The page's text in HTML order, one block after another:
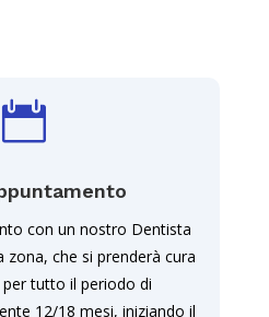

con un nostro Dentista
zona, che si prenderà cura
tutto il periodo di
12/18 mesi, iniziando il